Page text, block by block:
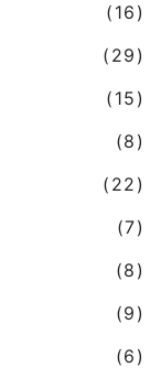
(16)
(29)
(15)
(8)
(22)
(7)
(8)
(9)
(6)